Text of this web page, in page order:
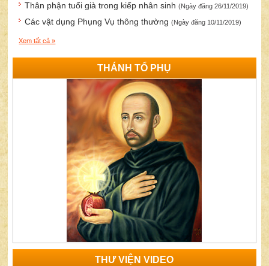
Thân phận tuổi già trong kiếp nhân sinh(Ngày đăng 26/11/2019)
Các vật dụng Phụng Vụ thông thường(Ngày đăng 10/11/2019)
Xem tất cả »
THÁNH TỔ PHỤ
THƯ VIỆN VIDEO